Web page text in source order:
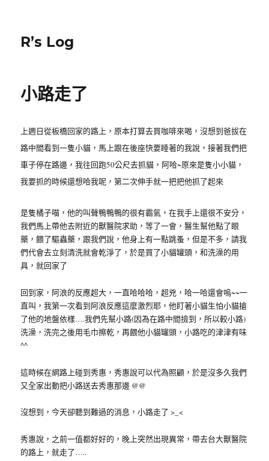
R’s Log
小路走了
上週日從板橋回家的路上，原本打算去買咖啡來喝，沒想到爸拔在
路中間看到一隻小貓，馬上跟在後座快要睡著的我說，接著我們把
車子停在路邊，我往回跑50公尺去抓貓，阿哈~原來是隻小小貓，
我要抓的時候還想哈我呢，第二次伸手就一把把他抓了起來
是隻橘子喵，他的叫聲鴨鴨鴨的很有霸氣，在我手上還很不安分，
我們馬上帶他去附近的獸醫院求助，等了一會，醫生幫他點了眼
藥，餵了驅蟲藥，跟我們說，他身上有一點跳蚤，但是不多，請我
們代會去立刻清洗就會乾淨了，於是買了小貓罐頭，和洗澡的用
具，就回家了
回到家，阿浪的反應超大，一直哈哈哈，超兇，哈一哈還會嗚~~一
直叫，我第一次看到阿浪反應這麼激烈耶，他盯著小貓生怕小貓搶
了他的地盤依樣….我們先幫小路(因為在路中間撿到，所以較小路)
洗澡，洗完之後用毛巾擦乾，再餵他小貓罐頭，小路吃的津津有味
^^
這時候在網路上碰到秀惠，秀惠說可以代為照顧，於是沒多久我們
又全家出動把小路送去秀惠那邊 @@
沒想到，今天卻聽到難過的消息，小路走了 >_<
秀惠說，之前一值都好好的，晚上突然出現異常，帶去台大獸醫院
的路上，就走了…..